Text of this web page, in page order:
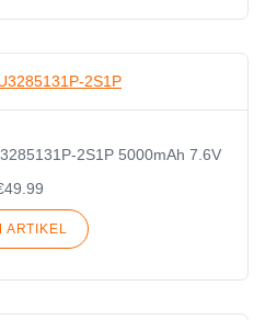
2S1P 5000mAh 7.6V
ARTIKEL